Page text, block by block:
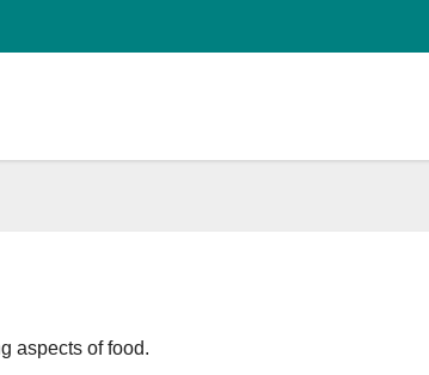
aspects of food.